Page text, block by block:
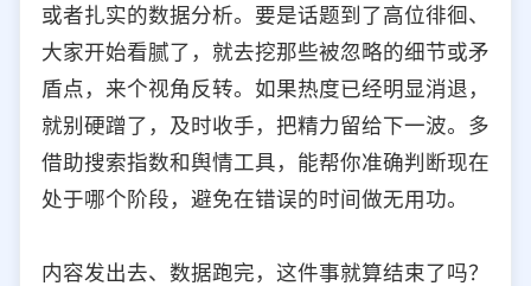
或者扎实的数据分析。要是话题到了高位徘徊、
大家开始看腻了，就去挖那些被忽略的细节或矛
盾点，来个视角反转。如果热度已经明显消退，
就别硬蹭了，及时收手，把精力留给下一波。多
借助搜索指数和舆情工具，能帮你准确判断现在
处于哪个阶段，避免在错误的时间做无用功。
内容发出去、数据跑完，这件事就算结束了吗？